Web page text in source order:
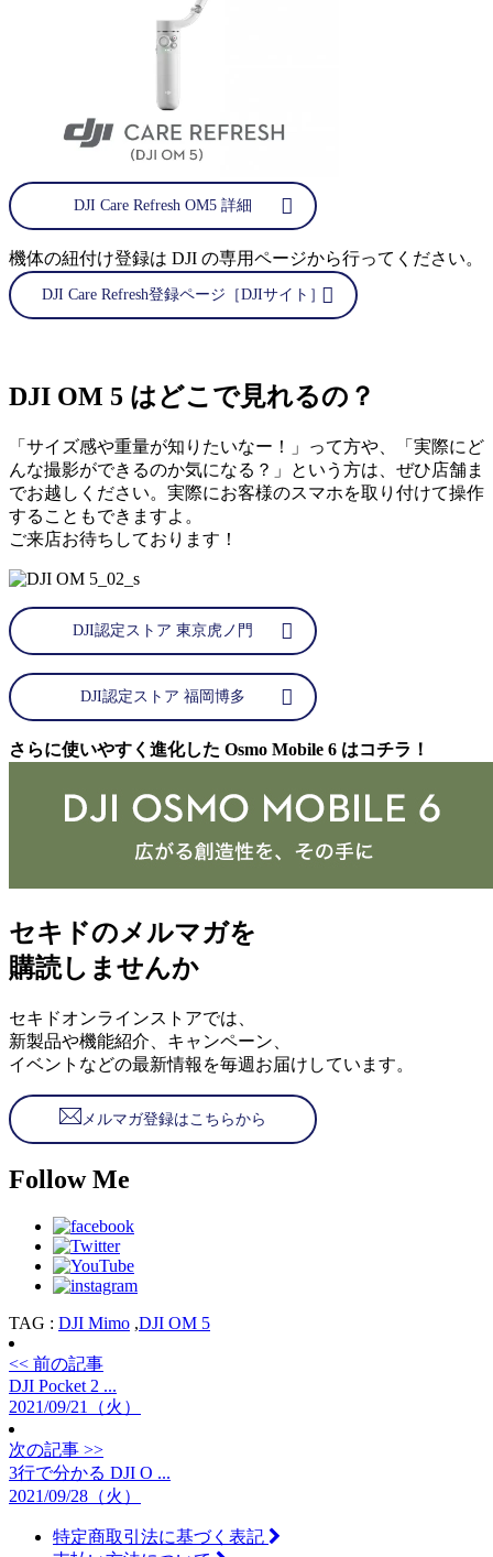
DJI Care Refresh OM5 詳細
機体の紐付け登録は DJI の専用ページから行ってください。
DJI Care Refresh登録ページ［DJIサイト］
DJI OM 5 はどこで見れるの？
「サイズ感や重量が知りたいなー！」って方や、「実際にど
んな撮影ができるのか気になる？」という方は、ぜひ店舗ま
でお越しください。実際にお客様のスマホを取り付けて操作
することもできますよ。
ご来店お待ちしております！
DJI認定ストア 東京虎ノ門
DJI認定ストア 福岡博多
さらに使いやすく進化した Osmo Mobile 6 はコチラ！
セキドのメルマガを
購読しませんか
セキドオンラインストアでは、
新製品や機能紹介、キャンペーン、
イベントなどの最新情報を毎週お届けしています。
メルマガ登録はこちらから
Follow Me
TAG : DJI Mimo ,DJI OM 5
<< 前の記事
DJI Pocket 2 ...
2021/09/21（火）
次の記事 >>
3行で分かる DJI O ...
2021/09/28（火）
特定商取引法に基づく表記